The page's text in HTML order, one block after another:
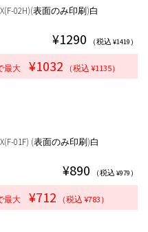
02H)(表面のみ印刷)白
¥1290 （税込 ¥1419）
最大 ¥1032 （税込 ¥1135）
01F) (表面のみ印刷)白
¥890 （税込 ¥979）
最大 ¥712 （税込 ¥783）